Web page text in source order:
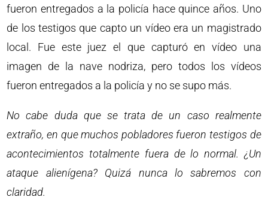
fueron entregados a la policía hace quince años. Uno
de los testigos que capto un vídeo era un magistrado
local. Fue este juez el que capturó en vídeo una
imagen de la nave nodriza, pero todos los vídeos
fueron entregados a la policía y no se supo más.
No cabe duda que se trata de un caso realmente
extraño, en que muchos pobladores fueron testigos de
acontecimientos totalmente fuera de lo normal. ¿Un
ataque alienígena? Quizá nunca lo sabremos con
claridad.